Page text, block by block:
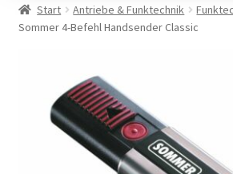
Start Antriebe & Funktechnik
Sommer 4-Befehl Handsender Classic